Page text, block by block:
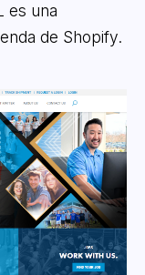
es una
de Shopify.